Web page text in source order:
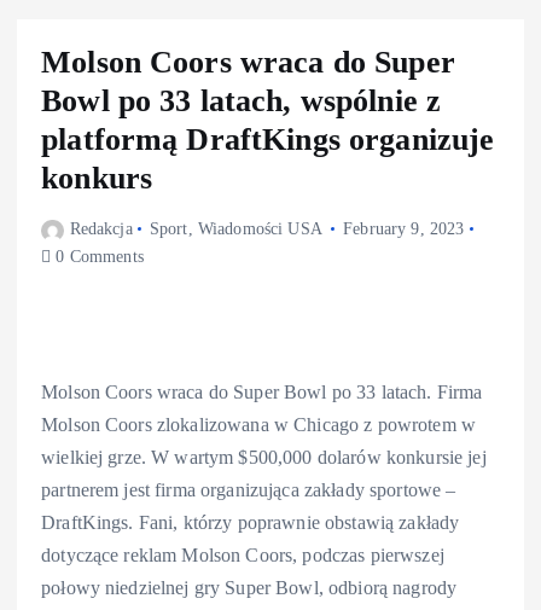
Molson Coors wraca do Super
Bowl po 33 latach, wspólnie z
platformą DraftKings organizuje
konkurs
Redakcja Sport, Wiadomości USA
February 9, 2023
0 Comments
Molson Coors wraca do Super Bowl po 33 latach. Firma
Molson Coors zlokalizowana w Chicago z powrotem w
wielkiej grze. W wartym $500,000 dolarów konkursie jej
partnerem jest firma organizująca zakłady sportowe –
DraftKings. Fani, którzy poprawnie obstawią zakłady
dotyczące reklam Molson Coors, podczas pierwszej
połowy niedzielnej gry Super Bowl, odbiorą nagrody